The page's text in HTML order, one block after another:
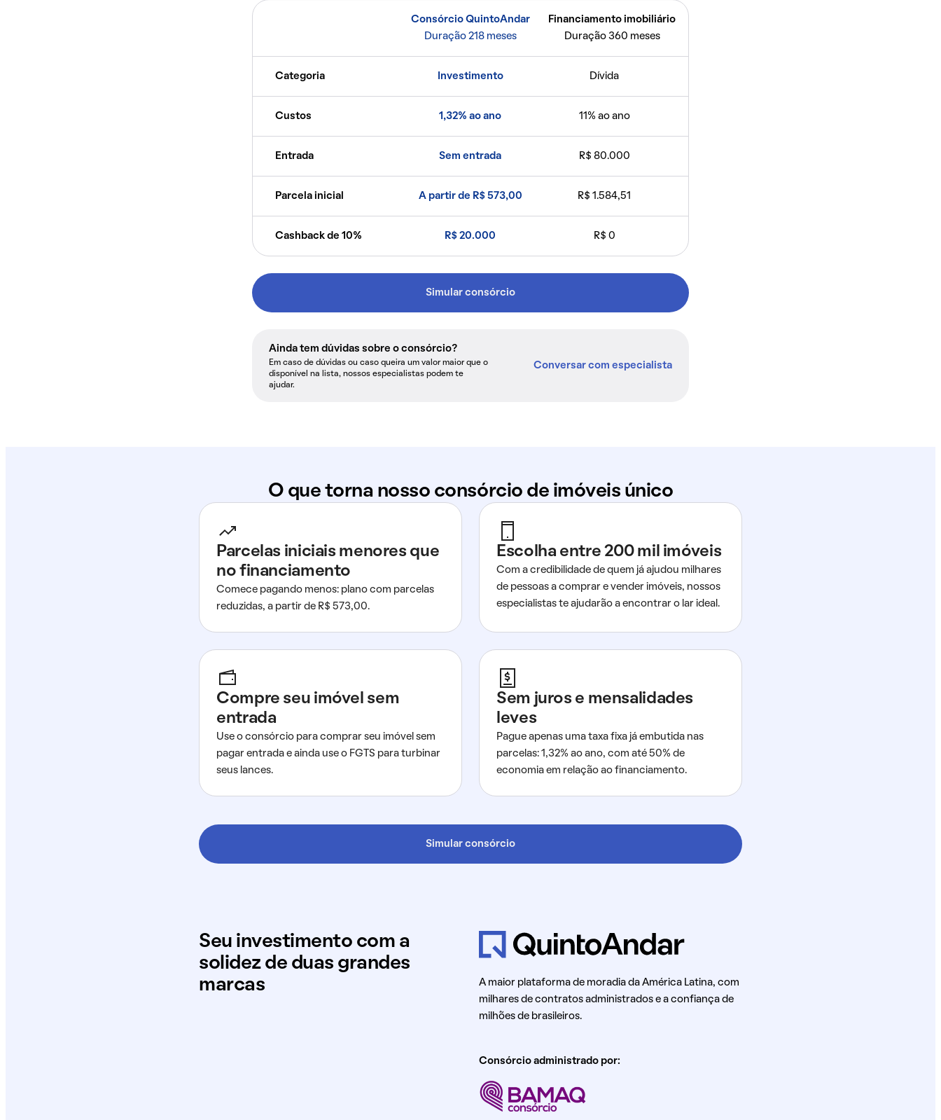
Consórcio QuintoAndar
Duração 218 meses
Financiamento imobiliário
Duração 360 meses
Categoria Investimento Dívida
Custos 1,32% ao ano 11% ao ano
Entrada Sem entrada R$ 80.000
Parcela inicial A partir de R$ 573,00 R$ 1.584,51
Cashback de 10% R$ 20.000 R$ 0
Simular consórcio
Ainda tem dúvidas sobre o consórcio?
Em caso de dúvidas ou caso queira um valor maior que o
disponível na lista, nossos especialistas podem te
ajudar.
Conversar com especialista
O que torna nosso consórcio de imóveis único
Parcelas iniciais menores que
no financiamento
Comece pagando menos: plano com parcelas
reduzidas, a partir de R$ 573,00.
Escolha entre 200 mil imóveis
Com a credibilidade de quem já ajudou milhares
de pessoas a comprar e vender imóveis, nossos
especialistas te ajudarão a encontrar o lar ideal.
Compre seu imóvel sem
entrada
Use o consórcio para comprar seu imóvel sem
pagar entrada e ainda use o FGTS para turbinar
seus lances.
Sem juros e mensalidades
leves
Pague apenas uma taxa fixa já embutida nas
parcelas: 1,32% ao ano, com até 50% de
economia em relação ao financiamento.
Simular consórcio
Seu investimento com a
solidez de duas grandes
marcas
A maior plataforma de moradia da América Latina, com
milhares de contratos administrados e a confiança de
milhões de brasileiros.
Consórcio administrado por: